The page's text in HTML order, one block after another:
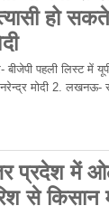
हो
बीजेपी पहली लिस्ट में
मोदी 2. लखनऊ-
प्रदेश में
से किसान